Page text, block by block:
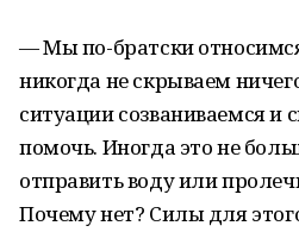
— Мы по-братски
никогда не скрываем
ситуации созваниваемся и
помочь. Иногда это не
отправить воду или
Почему нет? Силы для